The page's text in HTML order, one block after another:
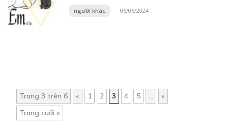
người khác 06/06/2024
Trang 3 trên 6 « 1 2 3 4 5 ...
»
Trang cuối »